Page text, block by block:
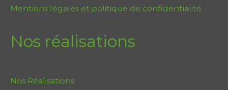
Mentions légales et politique de confidentialité
Nos réalisations
Nos Réalisations